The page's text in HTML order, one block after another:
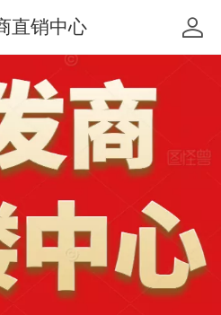
直销中心